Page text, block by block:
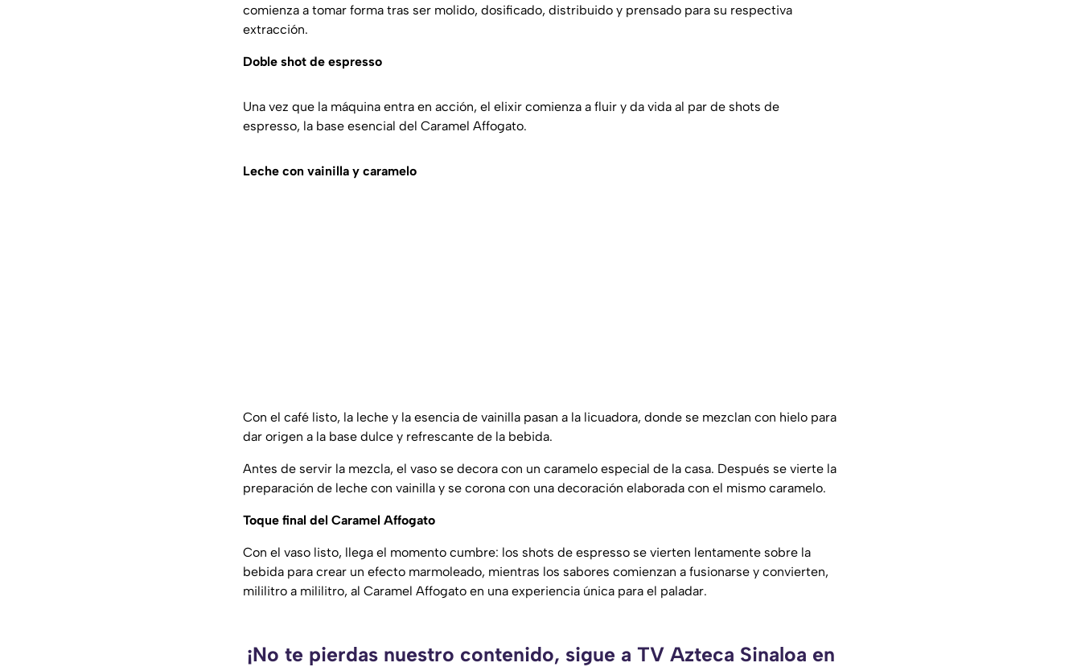
comienza a tomar forma tras ser molido, dosificado, distribuido y prensado para su respectiva
extracción.
Doble shot de espresso
Una vez que la máquina entra en acción, el elixir comienza a fluir y da vida al par de shots de
espresso, la base esencial del Caramel Affogato.
Leche con vainilla y caramelo
Con el café listo, la leche y la esencia de vainilla pasan a la licuadora, donde se mezclan con hielo para
dar origen a la base dulce y refrescante de la bebida.
Antes de servir la mezcla, el vaso se decora con un caramelo especial de la casa. Después se vierte la
preparación de leche con vainilla y se corona con una decoración elaborada con el mismo caramelo.
Toque final del Caramel Affogato
Con el vaso listo, llega el momento cumbre: los shots de espresso se vierten lentamente sobre la
bebida para crear un efecto marmoleado, mientras los sabores comienzan a fusionarse y convierten,
mililitro a mililitro, al Caramel Affogato en una experiencia única para el paladar.
¡No te pierdas nuestro contenido, sigue a TV Azteca Sinaloa en